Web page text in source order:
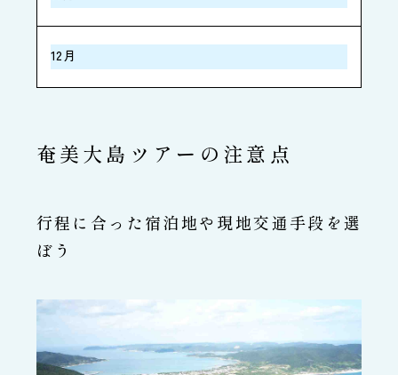
12月
奄美大島ツアーの注意点
行程に合った宿泊地や現地交通手段を選
ぼう